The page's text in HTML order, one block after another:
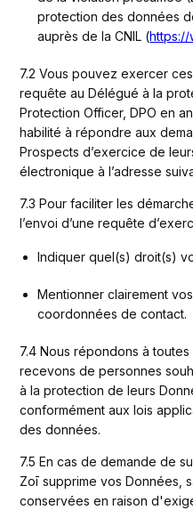
protection des données
auprès de la CNIL (https://
7.2 Vous pouvez exercer
requête au Délégué à la
Protection Officer, DPO en
habilité à répondre aux
Prospects d’exercice de
électronique à l’adresse
7.3 Pour faciliter les
l’envoi d’une requête
Indiquer quel(s) droit(s)
Mentionner clairement
coordonnées de contact.
7.4 Nous répondons à
recevons de personnes
à la protection de leurs
conformément aux lois
des données.
7.5 En cas de demande de
Zoī supprime vos Données,
conservées en raison